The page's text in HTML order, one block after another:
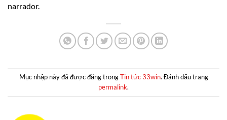
narrador.
Mục nhập này đã được đăng trongTin tức 33win. Đánh dấu trang
permalink.